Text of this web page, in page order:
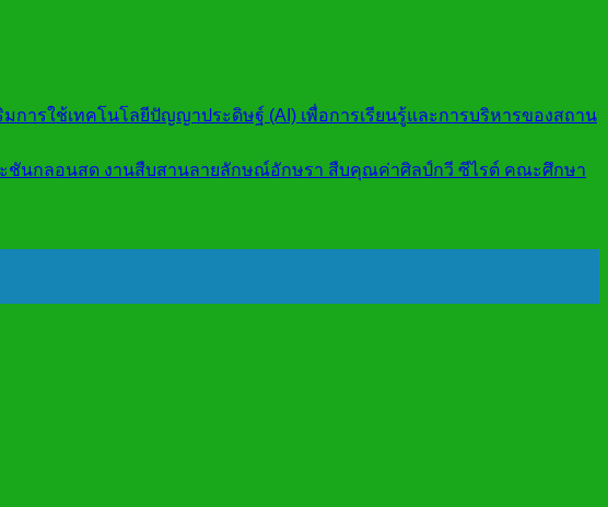
ารใช้เทคโนโลยีปัญญาประดิษฐ์ (AI) เพื่อการเรียนรู้และการบริหารของสถาน
ะชันกลอนสด งานสืบสานลายลักษณ์อักษรา สืบคุณค่าศิลป์กวี ซีไรต์ คณะศึกษา